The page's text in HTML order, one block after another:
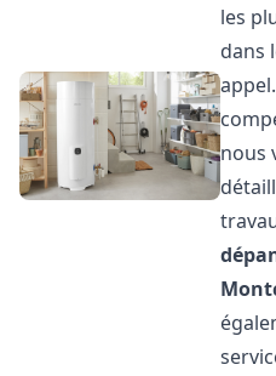
les
dans
nous